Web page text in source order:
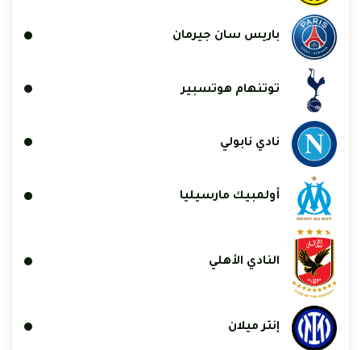
باريس سان جيرمان
توتنهام هوتسبير
نادي نابولي
أولمبيك مارسيليا
النادي الأهلي
إنتر ميلان